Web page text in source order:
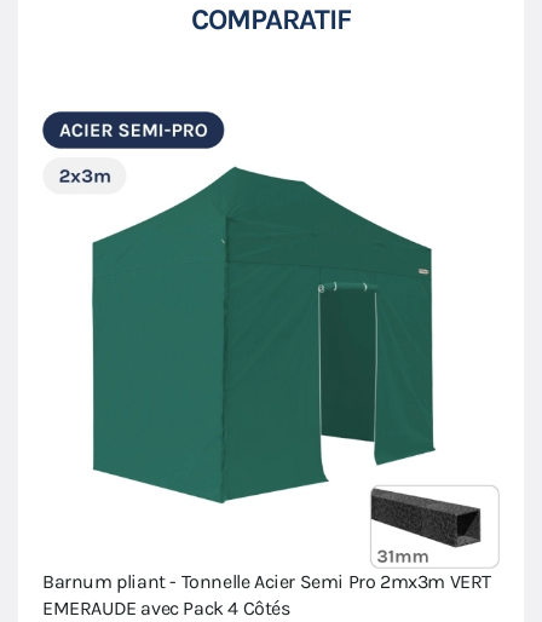
COMPARATIF
Barnum pliant - Tonnelle Acier Semi Pro 2mx3m VERT
EMERAUDE avec Pack 4 Côtés